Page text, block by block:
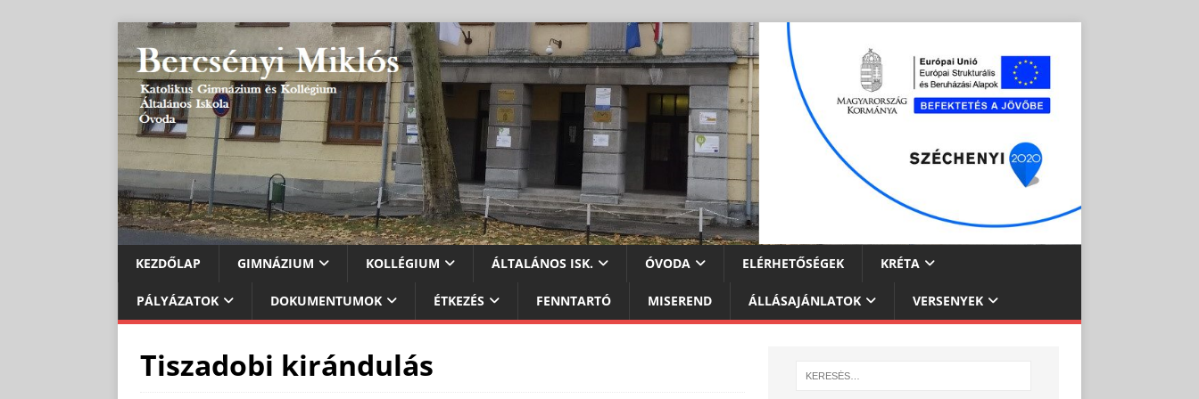
KEZDŐLAP GIMNÁZIUM KOLLÉGIUM ÁLTALÁNOS ISK. ÓVODA ELÉRHETŐSÉGEK KRÉTA
PÁLYÁZATOK DOKUMENTUMOK ÉTKEZÉS FENNTARTÓ MISEREND ÁLLÁSAJÁNLATOK VERSENYEK
Tiszadobi kirándulás